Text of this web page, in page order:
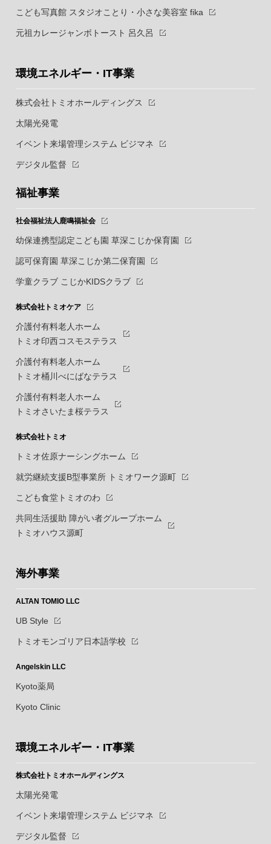
こども写真館 スタジオことり・小さな美容室 fika
元祖カレージャンボトースト 呂久呂
環境エネルギー・IT事業
株式会社トミオホールディングス
太陽光発電
イベント来場管理システム ビジマネ
デジタル監督
福祉事業
社会福祉法人鹿鳴福祉会
幼保連携型認定こども園 草深こじか保育園
認可保育園 草深こじか第二保育園
学童クラブ こじかKIDSクラブ
株式会社トミオケア
介護付有料老人ホーム
トミオ印西コスモステラス
介護付有料老人ホーム
トミオ桶川べにばなテラス
介護付有料老人ホーム
トミオさいたま桜テラス
株式会社トミオ
トミオ佐原ナーシングホーム
就労継続支援B型事業所 トミオワーク源町
こども食堂トミオのわ
共同生活援助 障がい者グループホーム
トミオハウス源町
海外事業
ALTAN TOMIO LLC
UB Style
トミオモンゴリア日本語学校
Angelskin LLC
Kyoto薬局
Kyoto Clinic
環境エネルギー・IT事業
株式会社トミオホールディングス
太陽光発電
イベント来場管理システム ビジマネ
デジタル監督